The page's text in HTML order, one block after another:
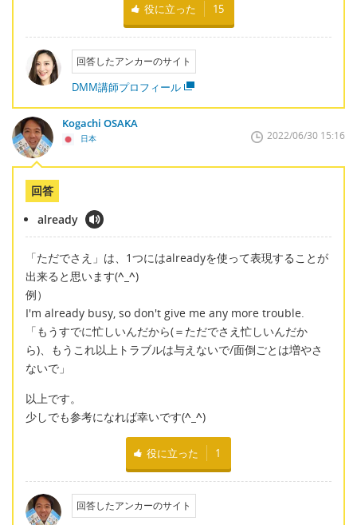
役に立った 15
回答したアンカーのサイト
DMM講師プロフィール
Kogachi OSAKA
日本 2022/06/30 15:16
回答
already
「ただでさえ」は、1つにはalreadyを使って表現することが
出来ると思います(^_^)
例）
I'm already busy, so don't give me any more trouble.
「もうすでに忙しいんだから(＝ただでさえ忙しいんだか
ら)、もうこれ以上トラブルは与えないで/面倒ごとは増やさ
ないで」
以上です。
少しでも参考になれば幸いです(^_^)
役に立った 1
回答したアンカーのサイト